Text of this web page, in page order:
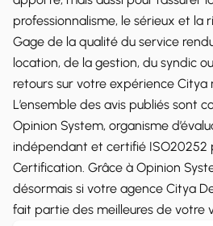
professionnalisme, le sérieux et la
Gage de la qualité du service
location, de la gestion, du syndic
retours sur votre expérience Citya
L’ensemble des avis publiés sont
Opinion System, organisme
indépendant et certifié ISO20252
Certification. Grâce à Opinion
désormais si votre agence Citya
fait partie des meilleures de votre